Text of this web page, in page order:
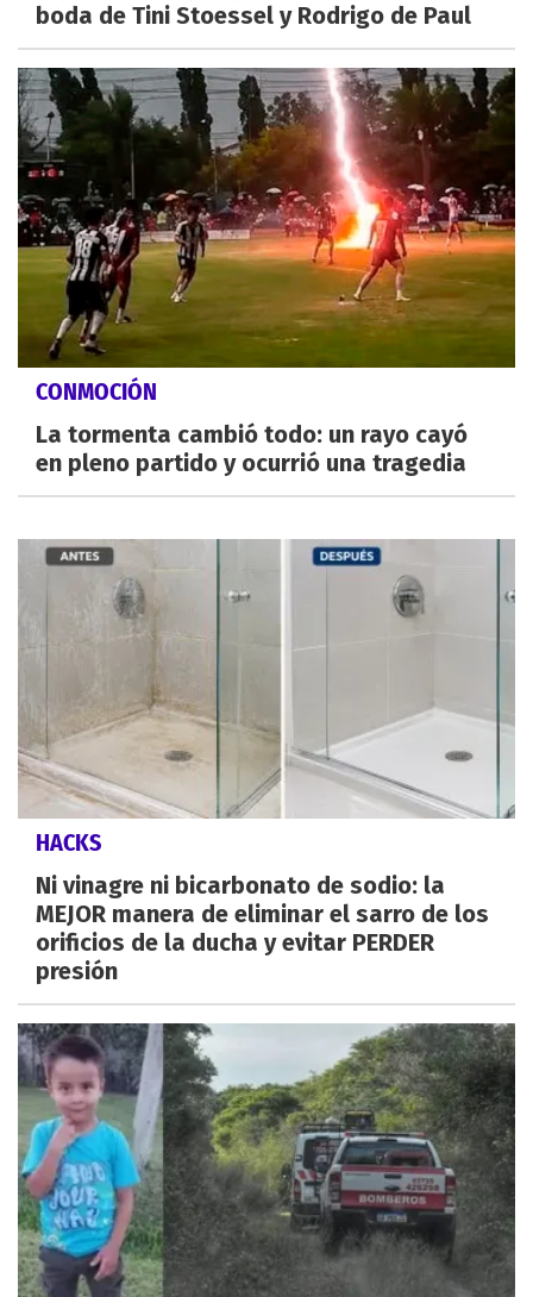
boda de Tini Stoessel y Rodrigo de Paul
CONMOCIÓN
La tormenta cambió todo: un rayo cayó
en pleno partido y ocurrió una tragedia
HACKS
Ni vinagre ni bicarbonato de sodio: la
MEJOR manera de eliminar el sarro de los
orificios de la ducha y evitar PERDER
presión